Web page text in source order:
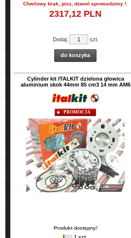
Chwilowy brak, pisz, dzwoń sprowadzimy !.
2317,12 PLN
Dodaj: szt.
do koszyka
Cylinder kit ITALKIT dzielona głowica
aluminium skok 44mm 85 cm3 14 mm AM6
PROMOCJA
Produkt dostępny!